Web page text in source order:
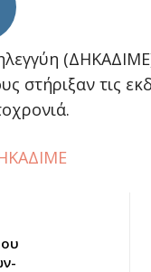
στήριξαν τις